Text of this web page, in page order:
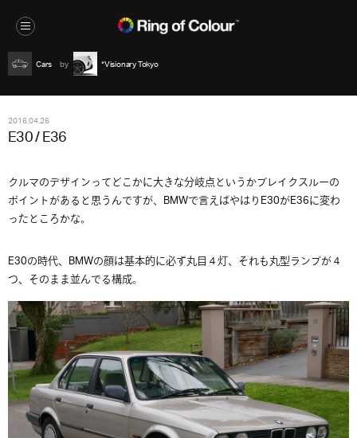
Cars *Visionary Tokyo
2016.04.26
E30 / E36
クルマのデザインってどこかに大きな分岐点というかブレイクスルーの
ポイントがあると思うんですが、BMWで言えばやはりE30がE36に変わ
ったところかな。
E30の時代、BMWの顔は基本的に必ず丸目４灯、それも丸型ランプが４
つ、そのまま並んでる構成。